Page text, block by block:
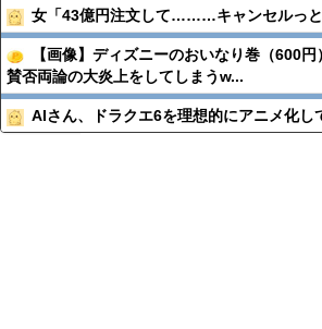
女「43億円注文して………キャンセルっ
【画像】ディズニーのおいなり巻（600
賛否両論の大炎上をしてしまうw...
AIさん、ドラクエ6を理想的にアニメ化し